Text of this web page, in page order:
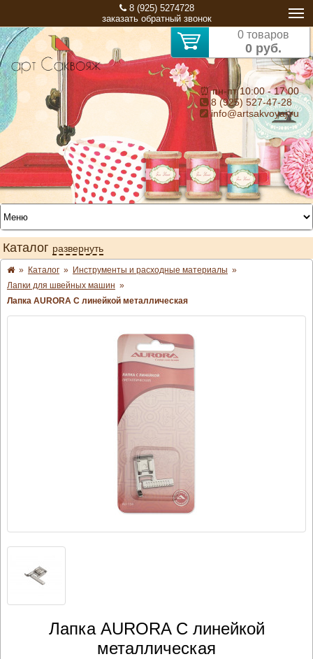
8 (925) 5274728
заказать обратный звонок
0 товаров
0 руб.
⏰ пн-пт 10:00 - 17:00
8 (925) 527-47-28
info@artsakvoyaj.ru
Каталог развернуть
» Каталог » Инструменты и расходные материалы »
Лапки для швейных машин »
Лапка AURORA С линейкой металлическая
Лапка AURORA С линейкой
металлическая